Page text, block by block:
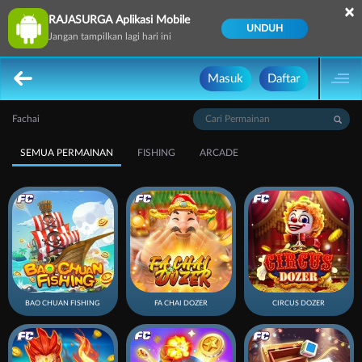
RAJASURGA Aplikasi Mobile
Jangan tampilkan lagi hari ini
UNDUH
×
Masuk Daftar
Fachai
SEMUA PERMAINAN FISHING ARCADE
BAO CHUAN FISHING FA CHAI DOZER CIRCUS DOZER